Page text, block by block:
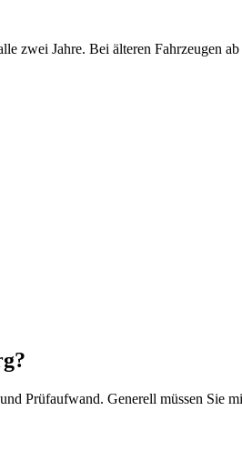
zwei Jahre. Bei älteren Fahrzeugen
Prüfaufwand. Generell müssen Sie